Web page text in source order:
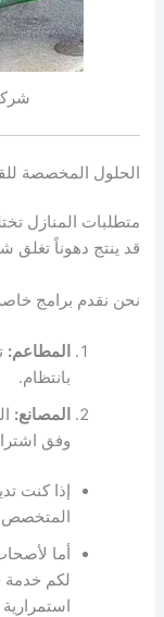
الحلول المخصصة
متطلبات المنازل
قد ينتج دهوناً تغلق
نحن نقدم برامج
المطاعم:
بانتظام.
المصانع:
وفق
إذا كنت
أما
لكم خدمة